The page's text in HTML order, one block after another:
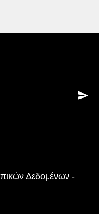
Δεδομένων -